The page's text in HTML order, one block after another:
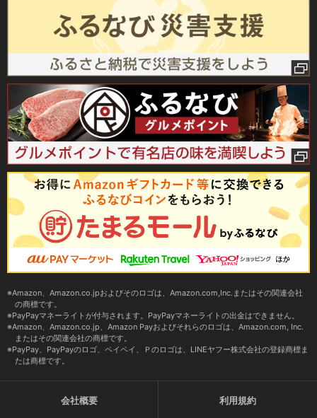
Amazon、Amazon.co.jpおよびそのロゴは、Amazon.com,Inc.またはその関連会社
の商標です。
PayPayマネーライトが付与されます。PayPayマネーライトの出金はできません。
Amazon、Amazon.co.jp、Amazon Payおよびそれらのロゴは、Amazon.com, Inc.
またはその関連会社の商標です。
PayPay、PayPayのロゴ、ペイペイ、Ｐのロゴは、LINEヤフー株式会社の登録商標ま
たは商標です。
会社概要 利用規約